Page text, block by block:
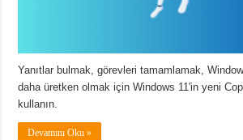
Yanıtlar bulmak, görevleri tamamlamak,
daha üretken olmak için Windows 11'in yeni
kullanın.
Devamını Oku »